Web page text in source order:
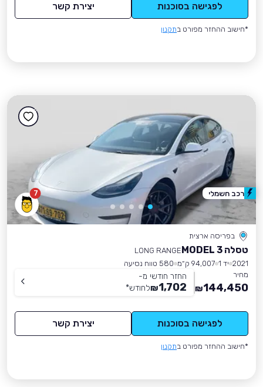
לפגישה בסוכנות יצירת קשר
*חישוב ההחזר מפורט בתקנון
7
בפריסה ארצית
טסלה MODEL 3
LONG RANGE
2021 יד 1 94,007 ק״מ
580 טווח נסיעה
מחיר
144,450
₪
החזר חודשי מ-
1,702
₪לחודש*
לפגישה בסוכנות יצירת קשר
*חישוב ההחזר מפורט בתקנון
רכב חשמלי